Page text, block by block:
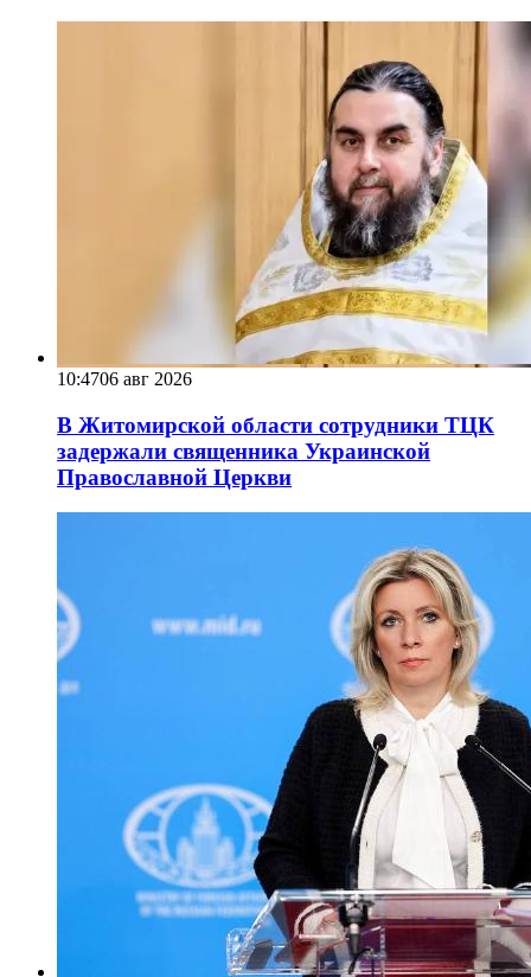
10:4706 авг 2026
В Житомирской области сотрудники ТЦК
задержали священника Украинской
Православной Церкви